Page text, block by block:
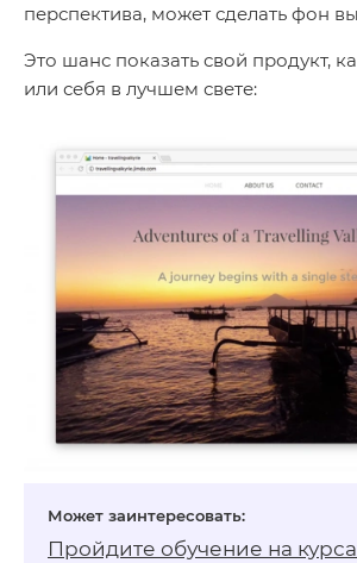
перспектива, может сделать фон
Это шанс показать свой продукт,
или себя в лучшем свете:
Пройдите обучение на